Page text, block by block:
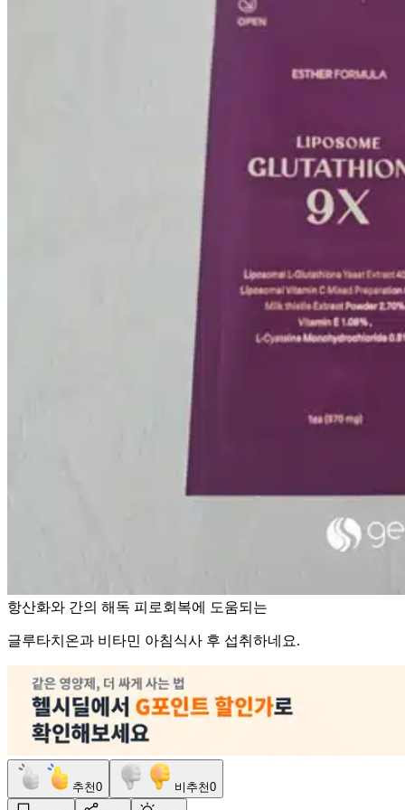
항산화와 간의 해독 피로회복에 도움되는
글루타치온과 비타민 아침식사 후 섭취하네요.
추천0 비추천0